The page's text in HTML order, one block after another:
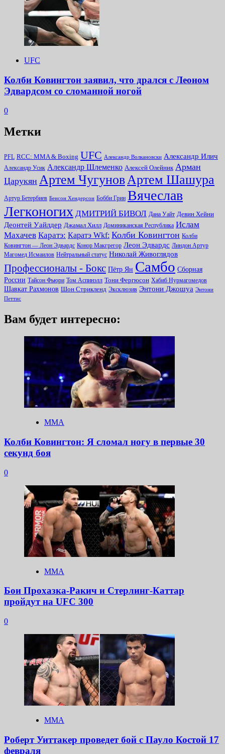
UFC
Колби Ковингтон заявил, что дрался с Леоном
Эдвардсом со сломанной ногой
0
Метки
PFL RCC: MMA & Boxing UFC Александр Волкановски Александр Илич
Александр Усик Александр Шлеменко Алексей Олейник Арман
Царукян Артем ЧугуновАртем Шашура
Артур Бетербиев Бенсон Хендерсон Бобби Грин Вячеслав
Легконогих ДМИТРИЙ БИВОЛ Дана Уайт Девин Хейни
Деонтей Уайлдер Джамал Хилл Доминиканская Республика Ислам
Махачев Каратэ: Каратэ Wkf: Колби Ковингтон Колби
Ковингтон — Леон Эдвардс Конор Макгрегор Леон Эдвардс Линдон Артур
Магомед Исмаилов Нейтральный статус Николай Живоглядов
Профессионалы - Бокс Пётр Ян Самбо Сборная
России Тайсон Фьюри Том Аспинэлл Тони Фергюсон Хабиб Нурмагомедов
Шавкат Рахмонов Шон Стрикленд Эксклюзив Энтони Джошуа Энтони
Петтис
Вам будет интересно:
ММА
Колби Ковингтон: Я сломал ногу в первые 30
секунд боя
0
ММА
Бои Прохазка-Ракич и Стерлинг-Каттар
пройдут на UFC 300
0
ММА
Роберт Уиттакер проведет бой с Пауло Костой 17
февраля